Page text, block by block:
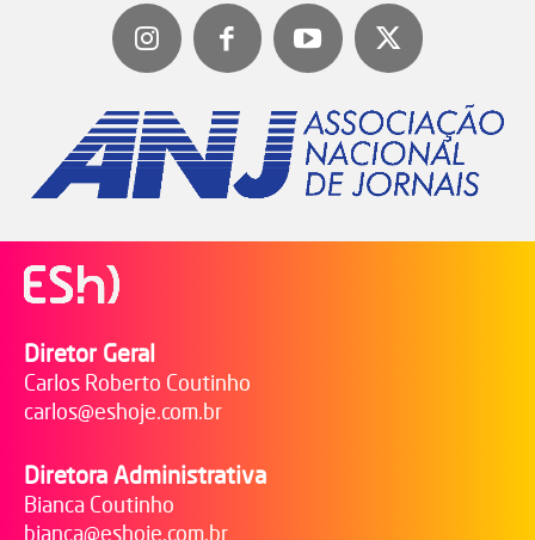
Diretor Geral
Carlos Roberto Coutinho
carlos@eshoje.com.br
Diretora Administrativa
Bianca Coutinho
bianca@eshoje.com.br